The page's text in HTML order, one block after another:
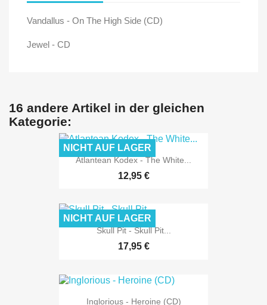
Vandallus - On The High Side (CD)
Jewel - CD
16 andere Artikel in der gleichen
Kategorie:
Atlantean Kodex - The White...
12,95 €
NICHT AUF LAGER
Skull Pit - Skull Pit...
17,95 €
NICHT AUF LAGER
Inglorious - Heroine (CD)